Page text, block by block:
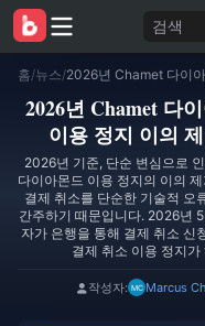
검색
홈/뉴스/
2026년 Chamet 다
이용 정지 이의
2026년 기준, 단순 변심으로
다이아몬드 이용 정지의 이의
결제 취소를 단순한 기술적 오
간주하기 때문입니다. 2026년
자가 은행을 통해 결제 취소 신
결제 취소 이용 정지
작성자: Marcus